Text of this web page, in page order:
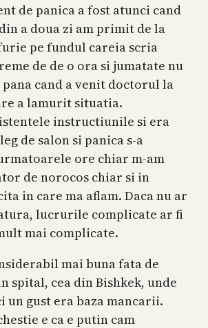
de panica a fost atunci cand
a doua zi am primit de la
pe fundul careia scria
de de o ora si jumatate nu
cand a venit doctorul la
a lamurit situatia.
instructiunile si era
de salon si panica s-a
ore chiar m-am
de norocos chiar si in
in care ma aflam. Daca nu ar
lucrurile complicate ar fi
mai complicate.
mai buna fata de
spital, cea din Bishkek, unde
gust era baza mancarii.
e ca e putin cam